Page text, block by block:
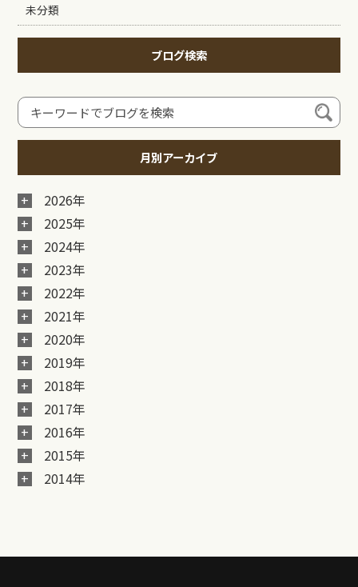
未分類
ブログ検索
月別アーカイブ
2026年
2025年
2024年
2023年
2022年
2021年
2020年
2019年
2018年
2017年
2016年
2015年
2014年